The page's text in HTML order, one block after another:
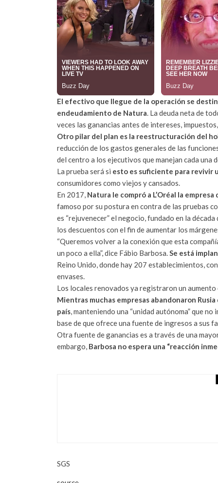
El efectivo que llegue de la operación se
endeudamiento de Natura. La deuda neta de
veces las ganancias antes de intereses,
Otro pilar del plan es la reestructuración del
reducción de los gastos generales de las
del centro a los ejecutivos que manejan cada una
La prueba será si esto es suficiente para revivir
consumidores como viejos y cansados.
En 2017, Natura le compró a L’Oréal la
famoso por su postura en contra de las pruebas
es “rejuvenecer” el negocio, fundado en la
los descuentos con el fin de aumentar los
“Queremos volver a la conexión que esta
un poco a ella”, dice Fábio Barbosa.Se está
Reino Unido, donde hay 207 establecimientos,
envases.
Los locales renovados ya registraron un aumento
Mientras muchas empresas abandonaron
país, manteniendo una “unidad autónoma” que
base de que ofrece una fuente de ingresos a sus
Otra fuente de ganancias es a través de una
embargo, Barbosa no espera una “reacción
SGS